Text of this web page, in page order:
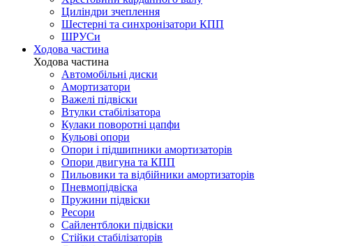
Циліндри зчеплення
Шестерні та синхронізатори КПП
ШРУСи
Ходова частина
Ходова частина
Автомобільні диски
Амортизатори
Важелі підвіски
Втулки стабілізатора
Кулаки поворотні цапфи
Кульові опори
Опори і підшипники амортизаторів
Опори двигуна та КПП
Пильовики та відбійники амортизаторів
Пневмопідвіска
Пружини підвіски
Ресори
Сайлентблоки підвіски
Стійки стабілізаторів